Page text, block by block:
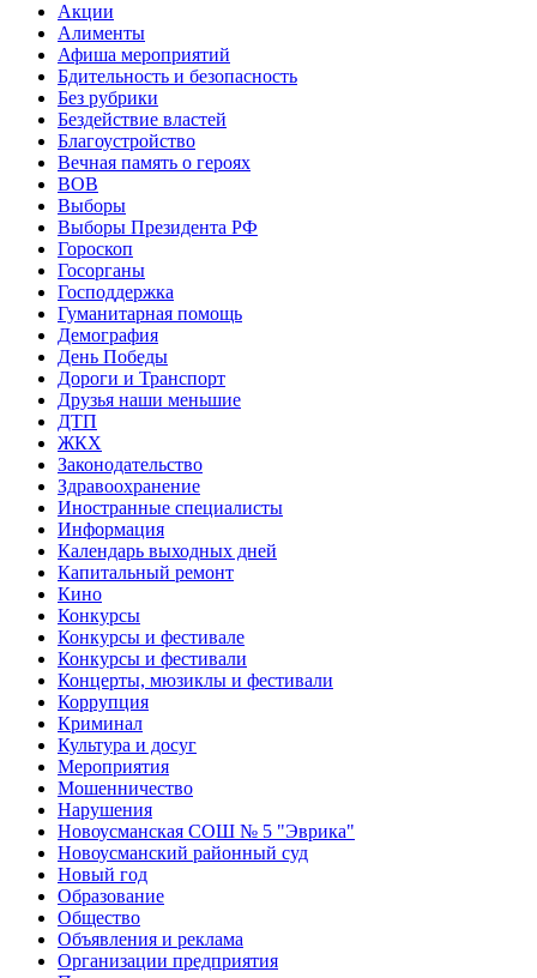
Акции
Алименты
Афиша мероприятий
Бдительность и безопасность
Без рубрики
Бездействие властей
Благоустройство
Вечная память о героях
ВОВ
Выборы
Выборы Президента РФ
Гороскоп
Госорганы
Господдержка
Гуманитарная помощь
Демография
День Победы
Дороги и Транспорт
Друзья наши меньшие
ДТП
ЖКХ
Законодательство
Здравоохранение
Иностранные специалисты
Информация
Календарь выходных дней
Капитальный ремонт
Кино
Конкурсы
Конкурсы и фестивале
Конкурсы и фестивали
Концерты, мюзиклы и фестивали
Коррупция
Криминал
Культура и досуг
Мероприятия
Мошенничество
Нарушения
Новоусманская СОШ № 5 "Эврика"
Новоусманский районный суд
Новый год
Образование
Общество
Объявления и реклама
Организации предприятия